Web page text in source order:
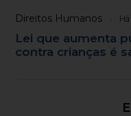
Direitos Humanos
Lei que aumenta
contra crianças é